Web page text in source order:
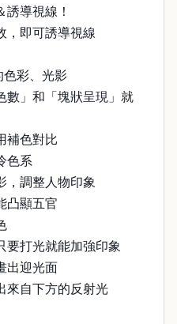
誘導視線！
，即可誘導視線
彩、光影
數」和「塊狀呈現」就
補色對比
色系
，調整人物印象
凸顯五官
要打光就能加強印象
出迎光面
來自下方的反射光